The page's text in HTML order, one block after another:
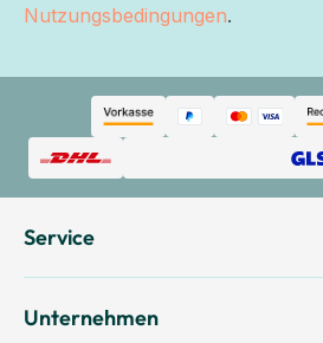
Nutzungsbedingungen.
Service
Unternehmen